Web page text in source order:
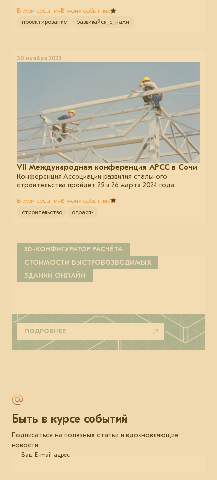
В мои событияВ моих событиях
проектирование развивайся_с_нами
30 ноября 2023
VII Международная конференция АРСС в Сочи
Конференция Ассоциации развития стального
строительства пройдёт 25 и 26 марта 2024 года.
В мои событияВ моих событиях
строительство отрасль
3D-КОНФИГУРАТОР РАСЧЁТА
СТОИМОСТИ БЫСТРОВОЗВОДИМЫХ
ЗДАНИЙ ОНЛАЙН
ПОДРОБНЕЕ
Быть в курсе событий
Подписаться на полезные статьи и вдохновляющие
новости
Ваш E-mail адрес